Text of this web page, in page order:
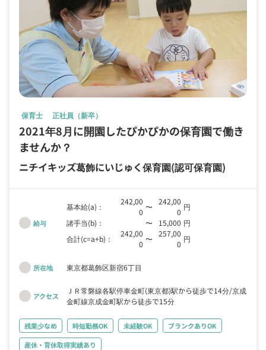
保育士 正社員（新卒）
2021年8月に開園したぴかぴかの保育園で働き
ませんか？
ニチイキッズ葛飾にいじゅく保育園(認可保育園)
給与
基本給(a)：
242,00
0
〜
242,00
0
円
諸手当(b)：
〜 15,000 円
合計(c=a+b)：
242,00
0
〜
257,00
0
円
所在地 東京都葛飾区新宿6丁目
アクセス
ＪＲ常磐線各駅停車金町(東京都)駅から徒歩で14分 京成
金町線京成金町駅から徒歩で15分
残業少なめ 時短勤務OK 未経験OK
ブランクありOK
産休・育休取得実績あり